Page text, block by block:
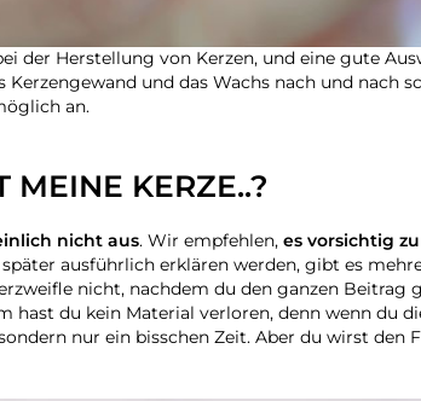
der Herstellung von Kerzen, und eine gute
und das Wachs nach und nach
an.
MEINE KERZE..?
nicht aus. Wir empfehlen, es vorsichtig
ausführlich erklären werden, gibt es
nicht, nachdem du den ganzen Beitrag
du kein Material verloren, denn wenn du
nur ein bisschen Zeit. Aber du wirst den